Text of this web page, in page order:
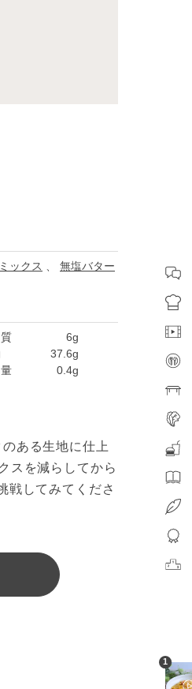
ックス
無塩バター
6g
37.6g
0.4g
ある生地に仕上
スを減らしてから
戦してみてくださ
1